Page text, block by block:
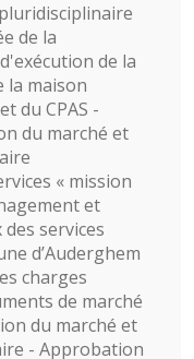
de la
de la
la maison
du CPAS -
du marché et
« mission
et
des services
d’Auderghem
charges
de marché
du marché et
- Approbation